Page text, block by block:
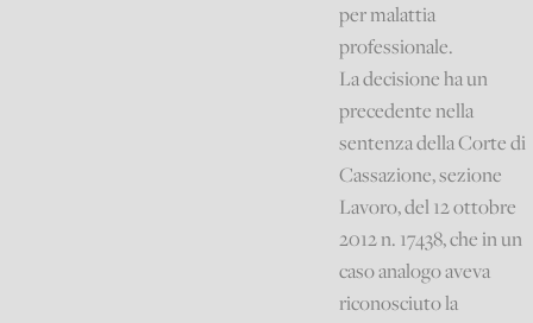
per malattia
professionale.
La decisione ha un
precedente nella
sentenza della Corte di
Cassazione, sezione
Lavoro, del 12 ottobre
2012 n. 17438, che in un
caso analogo aveva
riconosciuto la